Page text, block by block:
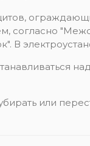
согласно
В
или